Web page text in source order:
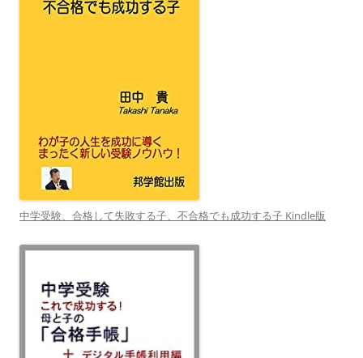
中学受験、合格して失敗する子、不合格でも成功する子 Kindle版